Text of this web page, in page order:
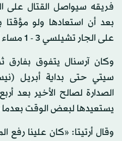
فريقه سيواصل القتال على
بعد أن استعادها ولو
على الجار تشيلسي 3 - 1 مساء أول من أمس.
وكان آرسنال يتفوق بفارق
سيتي حتى بداية أبريل
الصدارة لصالح الأخير بعد
يستعيدها لبعض الوقت
وقال أرتيتا: «كان علينا رفع